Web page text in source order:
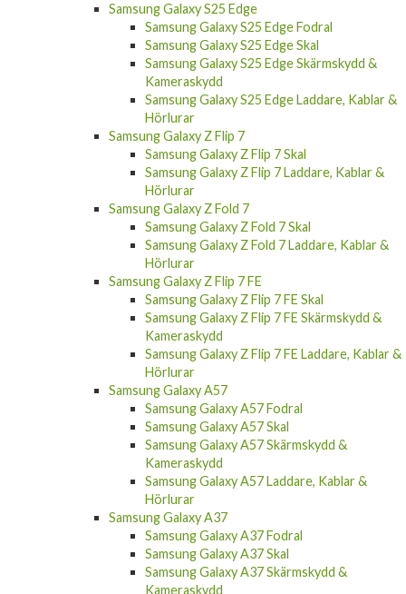
Samsung Galaxy S25 Edge
Samsung Galaxy S25 Edge Fodral
Samsung Galaxy S25 Edge Skal
Samsung Galaxy S25 Edge Skärmskydd &
Kameraskydd
Samsung Galaxy S25 Edge Laddare, Kablar &
Hörlurar
Samsung Galaxy Z Flip 7
Samsung Galaxy Z Flip 7 Skal
Samsung Galaxy Z Flip 7 Laddare, Kablar &
Hörlurar
Samsung Galaxy Z Fold 7
Samsung Galaxy Z Fold 7 Skal
Samsung Galaxy Z Fold 7 Laddare, Kablar &
Hörlurar
Samsung Galaxy Z Flip 7 FE
Samsung Galaxy Z Flip 7 FE Skal
Samsung Galaxy Z Flip 7 FE Skärmskydd &
Kameraskydd
Samsung Galaxy Z Flip 7 FE Laddare, Kablar &
Hörlurar
Samsung Galaxy A57
Samsung Galaxy A57 Fodral
Samsung Galaxy A57 Skal
Samsung Galaxy A57 Skärmskydd &
Kameraskydd
Samsung Galaxy A57 Laddare, Kablar &
Hörlurar
Samsung Galaxy A37
Samsung Galaxy A37 Fodral
Samsung Galaxy A37 Skal
Samsung Galaxy A37 Skärmskydd &
Kameraskydd